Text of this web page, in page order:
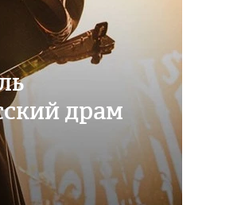
драм